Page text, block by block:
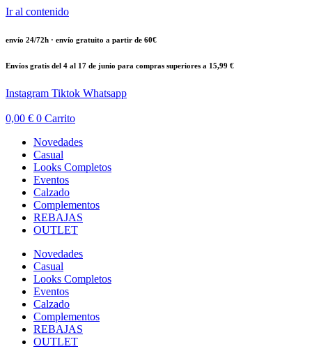
Ir al contenido
envío 24/72h · envío gratuito a partir de 60€
Envíos gratis del 4 al 17 de junio para compras superiores a 15,99 €
Instagram Tiktok Whatsapp
0,00 € 0 Carrito
Novedades
Casual
Looks Completos
Eventos
Calzado
Complementos
REBAJAS
OUTLET
Novedades
Casual
Looks Completos
Eventos
Calzado
Complementos
REBAJAS
OUTLET